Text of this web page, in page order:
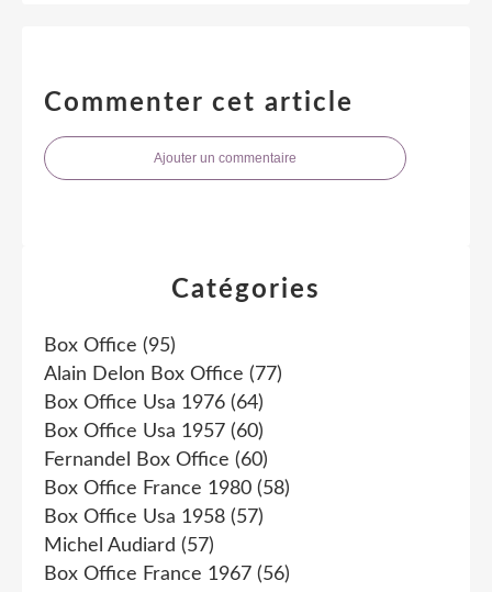
Commenter cet article
Ajouter un commentaire
Catégories
Box Office (95)
Alain Delon Box Office (77)
Box Office Usa 1976 (64)
Box Office Usa 1957 (60)
Fernandel Box Office (60)
Box Office France 1980 (58)
Box Office Usa 1958 (57)
Michel Audiard (57)
Box Office France 1967 (56)